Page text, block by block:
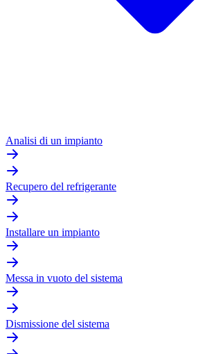
Analisi di un impianto
Recupero del refrigerante
Installare un impianto
Messa in vuoto del sistema
Dismissione del sistema